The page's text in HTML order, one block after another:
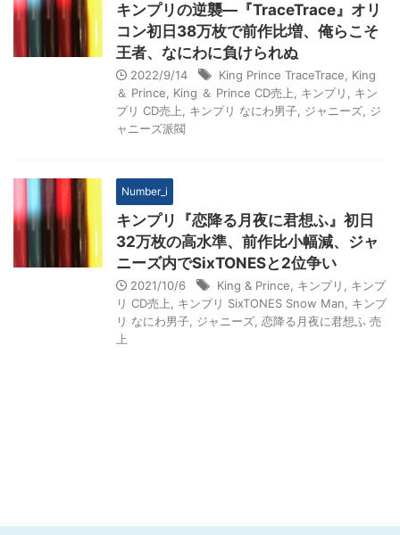
キンプリの逆襲―『TraceTrace』オリ
コン初日38万枚で前作比増、俺らこそ
王者、なにわに負けられぬ
2022/9/14 King Prince TraceTrace
King
＆ Prince
King ＆ Prince CD売上 キンプリ
キン
プリ CD売上
キンプリ なにわ男子 ジャニーズ ジ
ャニーズ派閥
Number_i
キンプリ『恋降る月夜に君想ふ』初日
32万枚の高水準、前作比小幅減、ジャ
ニーズ内でSixTONESと2位争い
2021/10/6 King & Prince キンプリ
キンプ
リ CD売上
キンプリ SixTONES Snow Man
キンプ
リ なにわ男子 ジャニーズ 恋降る月夜に君想ふ 売
上